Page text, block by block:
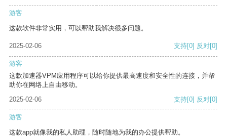
游客
这款软件非常实用，可以帮助我解决很多问题。
2025-02-06 支持[0] 反对[0]
游客
这款加速器VPM应用程序可以给你提供最高速度和安全性的连接，并帮
助你在网络上自由移动。
2025-02-06
支持[0] 反对[0]
游客
这款app就像我的私人助理，随时随地为我的办公提供帮助。